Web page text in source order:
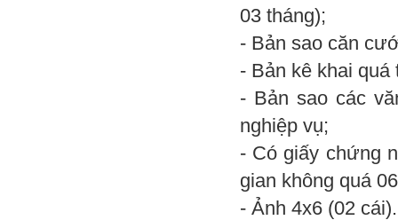
03 tháng);
- Bản sao căn
- Bản kê khai quá
- Bản sao các
nghiệp vụ;
- Có giấy chứng
gian không quá
- Ảnh 4x6 (02 cái).